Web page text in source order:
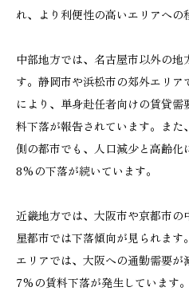
れ、より利便性の高いエリアへの
中部地方では、名古屋市以外の地
す。静岡市や浜松市の郊外エリ
により、単身赴任者向けの賃貸
料下落が報告されています。ま
側の都市でも、人口減少と高齢
8%の下落が続いています。
近畿地方では、大阪市や京都市
星都市では下落傾向が見られま
エリアでは、大阪への通勤需要
7%の賃料下落が発生しています。